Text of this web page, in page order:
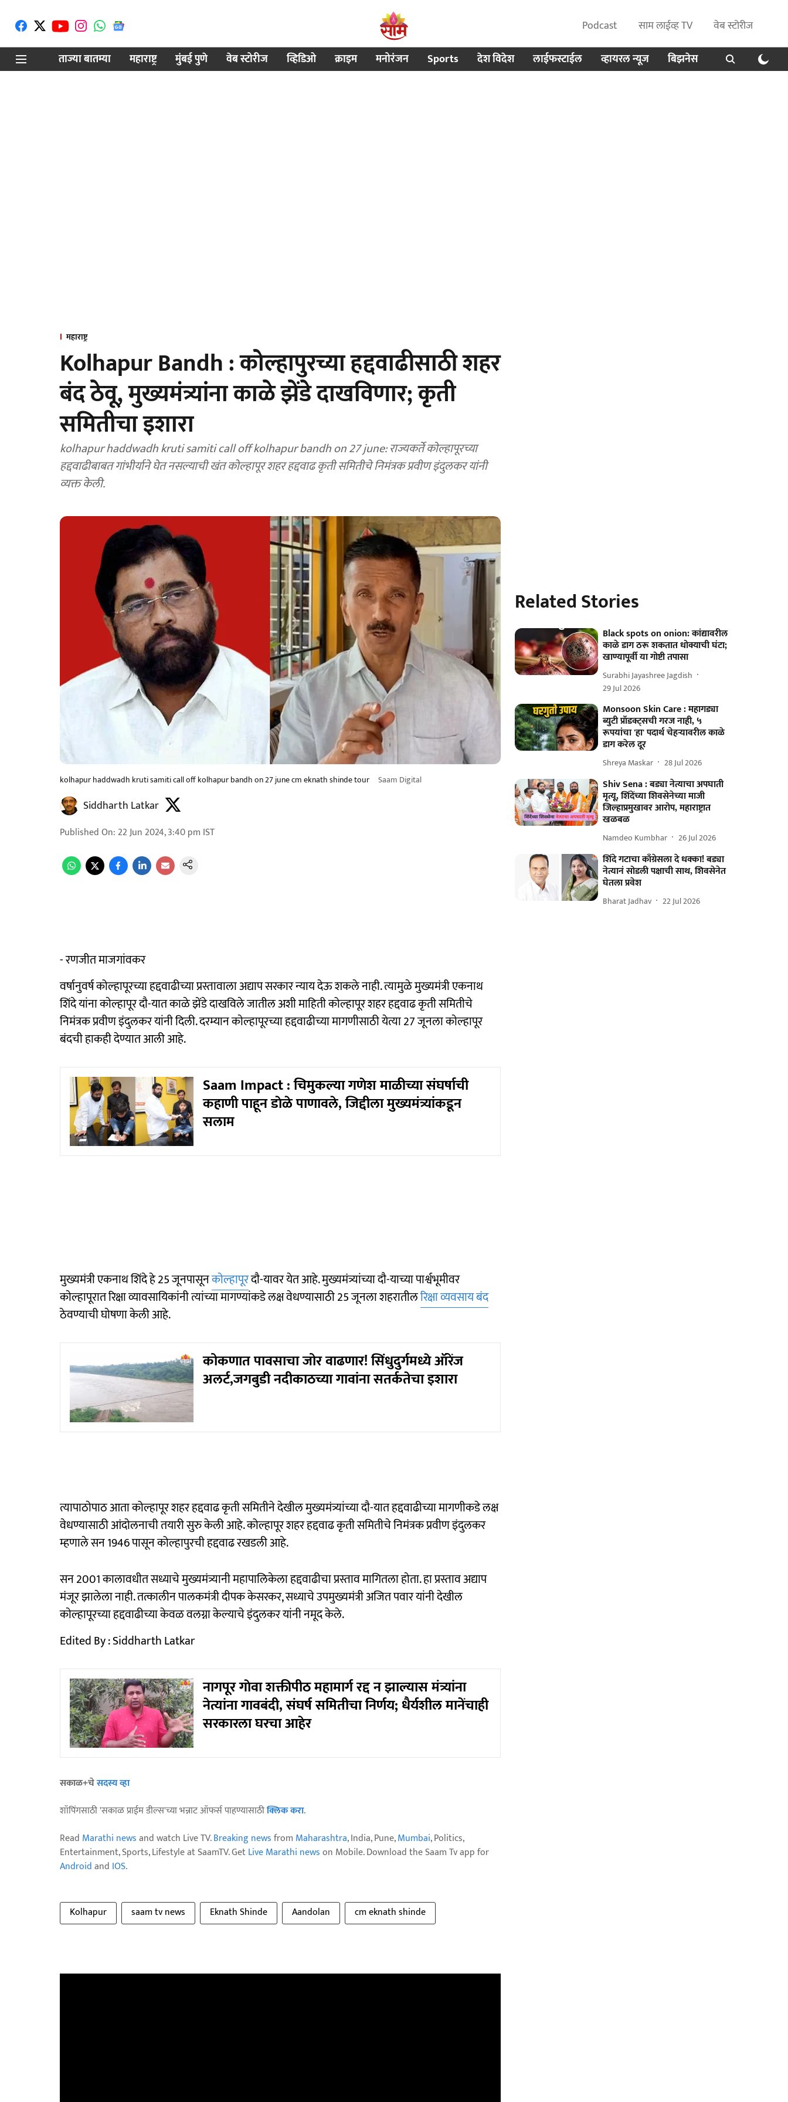
Podcast साम लाईव्ह TV
वेब स्टोरीज
ताज्या बातम्या
महाराष्ट्र मुंबई पुणे वेब स्टोरीज व्हिडिओ क्राइम मनोरंजन Sports देश विदेश लाईफस्टाईल व्हायरल न्यूज बिझनेस
महाराष्ट्र
Kolhapur Bandh : कोल्हापुरच्या हद्दवाढीसाठी शहर
बंद ठेवू, मुख्यमंत्र्यांना काळे झेंडे दाखविणार; कृती
समितीचा इशारा
kolhapur haddwadh kruti samiti call off kolhapur bandh on 27 june: राज्यकर्ते काेल्हापूरच्या
हद्दवाढीबाबत गांभीर्याने घेत नसल्याची खंत कोल्हापूर शहर हद्दवाढ कृती समितीचे निमंत्रक प्रवीण इंदुलकर यांनी
व्यक्त केली.
kolhapur haddwadh kruti samiti call off kolhapur bandh on 27 june cm eknath shinde tour Saam Digital
Siddharth Latkar
Published On: 22 Jun 2024, 3:40 pm IST
- रणजीत माजगांवकर
वर्षानुवर्ष कोल्हापूरच्या हद्दवाढीच्या प्रस्तावाला अद्याप सरकार न्याय देऊ शकले नाही. त्यामुळे मुख्यमंत्री एकनाथ
शिंदे यांना काेल्हापूर दाै-यात काळे झेंडे दाखविले जातील अशी माहिती कोल्हापूर शहर हद्दवाढ कृती समितीचे
निमंत्रक प्रवीण इंदुलकर यांनी दिली. दरम्यान काेल्हापूरच्या हद्दवाढीच्या मागणीसाठी येत्या 27 जूनला काेल्हापूर
बंदची हाकही देण्यात आली आहे.
Saam Impact : चिमुकल्या गणेश माळीच्या संघर्षाची
कहाणी पाहून डाेळे पाणावले, जिद्दीला मुख्यमंत्र्यांकडून
सलाम
मुख्यमंत्री एकनाथ शिंदे हे 25 जूनपासूनकाेल्हापूरदाै-यावर येत आहे. मुख्यमंत्र्यांच्या दाै-याच्या पार्श्वभूमीवर
काेल्हापूरात रिक्षा व्यावसायिकांनी त्यांच्या मागण्यांकडे लक्ष वेधण्यासाठी 25 जूनला शहरातीलरिक्षा व्यवसाय बंद
ठेवण्याची घाेषणा केली आहे.
कोकणात पावसाचा जोर वाढणार! सिंधुदुर्गमध्ये ऑरेंज
अलर्ट,जगबुडी नदीकाठच्या गावांना सतर्कतेचा इशारा
त्यापाठाेपाठ आता कोल्हापूर शहर हद्दवाढ कृती समितीने देखील मुख्यमंत्र्यांच्या दाै-यात हद्दवाढीच्या मागणीकडे लक्ष
वेधण्यासाठी आंदाेलनाची तयारी सुरु केली आहे. कोल्हापूर शहर हद्दवाढ कृती समितीचे निमंत्रक प्रवीण इंदुलकर
म्हणाले सन 1946 पासून कोल्हापुरची हद्दवाढ रखडली आहे.
सन 2001 कालावधीत सध्याचे मुख्यमंत्र्यानी महापालिकेला हद्दवाढीचा प्रस्ताव मागितला हाेता. हा प्रस्ताव अद्याप
मंजूर झालेला नाही. तत्कालीन पालकमंत्री दीपक केसरकर, सध्याचे उपमुख्यमंत्री अजित पवार यांनी देखील
काेल्हापूरच्या हद्दवाढीच्या केवळ वलग्ना केल्याचे इंदुलकर यांनी नमूद केले.
Edited By : Siddharth Latkar
नागपूर गाेवा शक्तीपीठ महामार्ग रद्द न झाल्यास मंत्र्यांना
नेत्यांना गावबंदी, संघर्ष समितीचा निर्णय; धैर्यशील मानेंचाही
सरकारला घरचा आहेर
सकाळ+चेसदस्य व्हा
शॉपिंगसाठी 'सकाळ प्राईम डील्स'च्या भन्नाट ऑफर्स पाहण्यासाठीक्लिक करा.
Read Marathi newsand watch Live TV.Breaking newsfrom Maharashtra, India, Pune,Mumbai, Politics,
Entertainment, Sports, Lifestyle at SaamTV. GetLive Marathi newson Mobile. Download the Saam Tv app for
Androidand IOS.
Kolhapur saam tv news Eknath Shinde Aandolan cm eknath shinde
Related Stories
Black spots on onion: कांद्यावरील
काळे डाग ठरू शकतात धोक्याची घंटा;
खाण्यापूर्वी या गोष्टी तपासा
Surabhi Jayashree Jagdish
29 Jul 2026
Monsoon Skin Care : महागड्या
ब्युटी प्रॉडक्ट्सची गरज नाही, ५
रूपयांचा 'हा' पदार्थ चेहऱ्यावरील काळे
डाग करेल दूर
Shreya Maskar 28 Jul 2026
Shiv Sena : बड्या नेत्याचा अपघाती
मृत्यू, शिंदेंच्या शिवसेनेच्या माजी
जिल्हाप्रमुखावर आरोप, महाराष्ट्रात
खळबळ
Namdeo Kumbhar 26 Jul 2026
शिंदे गटाचा काँग्रेसला दे धक्का! बड्या
नेत्यानं सोडली पक्षाची साथ, शिवसेनेत
घेतला प्रवेश
Bharat Jadhav 22 Jul 2026